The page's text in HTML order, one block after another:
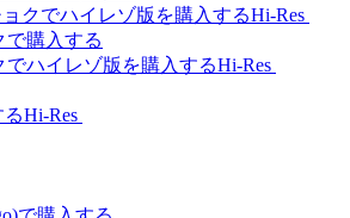
Hi-Res
Hi-Res
Hi-Res